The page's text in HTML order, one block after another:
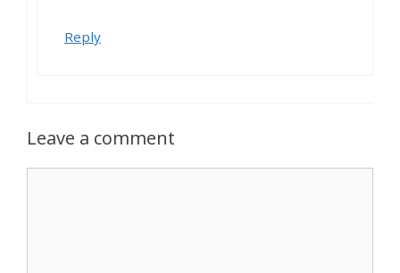
Reply
Leave a comment